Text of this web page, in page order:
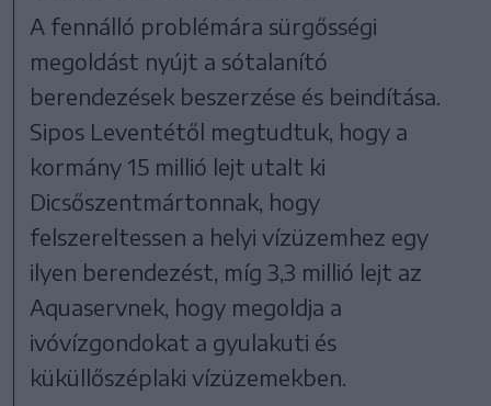
A fennálló problémára sürgősségi
megoldást nyújt a sótalanító
berendezések beszerzése és beindítása.
Sipos Leventétől megtudtuk, hogy a
kormány 15 millió lejt utalt ki
Dicsőszentmártonnak, hogy
felszereltessen a helyi vízüzemhez egy
ilyen berendezést, míg 3,3 millió lejt az
Aquaservnek, hogy megoldja a
ivóvízgondokat a gyulakuti és
küküllőszéplaki vízüzemekben.